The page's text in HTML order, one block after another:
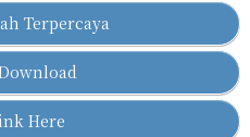
Terpercaya
Here